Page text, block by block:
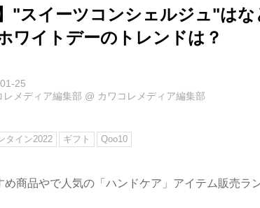
"スイーツコンシェルジュ"は
ワイトデーのトレンドは？
25
レメディア編集部 @ カワコレメディア編集部
タイン2022 ギフト Qoo10
め商品やで人気の「ハンドケア」アイテム販売ラ